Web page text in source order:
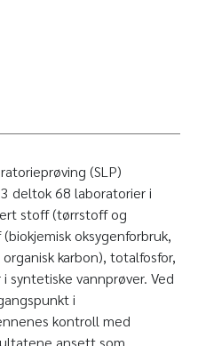
(SLP)
deltok 68 laboratorier i
stoff (tørrstoff og
oksygenforbruk,
karbon), totalfosfor,
vannprøver. Ved
i
kontroll med
ansett som